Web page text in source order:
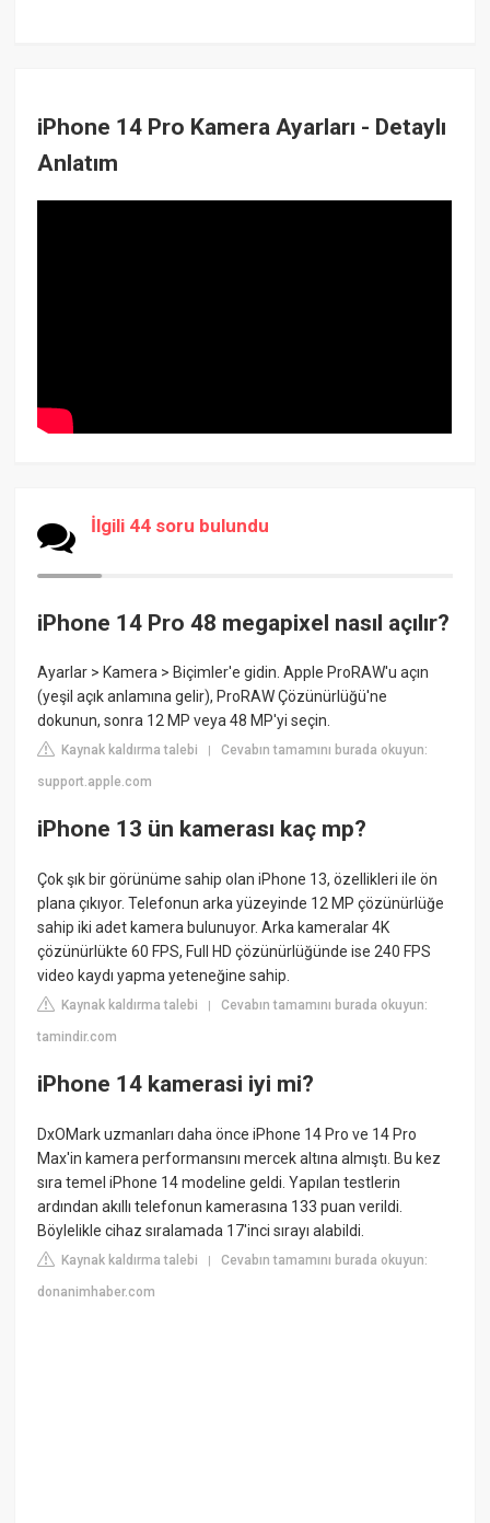
iPhone 14 Pro Kamera Ayarları - Detaylı
Anlatım
İlgili 44 soru bulundu
iPhone 14 Pro 48 megapixel nasıl açılır?
Ayarlar > Kamera > Biçimler'e gidin. Apple ProRAW'u açın
(yeşil açık anlamına gelir), ProRAW Çözünürlüğü'ne
dokunun, sonra 12 MP veya 48 MP'yi seçin.
Kaynak kaldırma talebi |Cevabın tamamını burada okuyun:
support.apple.com
iPhone 13 ün kamerası kaç mp?
Çok şık bir görünüme sahip olan iPhone 13, özellikleri ile ön
plana çıkıyor. Telefonun arka yüzeyinde 12 MP çözünürlüğe
sahip iki adet kamera bulunuyor. Arka kameralar 4K
çözünürlükte 60 FPS, Full HD çözünürlüğünde ise 240 FPS
video kaydı yapma yeteneğine sahip.
Kaynak kaldırma talebi |Cevabın tamamını burada okuyun:
tamindir.com
iPhone 14 kamerasi iyi mi?
DxOMark uzmanları daha önce iPhone 14 Pro ve 14 Pro
Max'in kamera performansını mercek altına almıştı. Bu kez
sıra temel iPhone 14 modeline geldi. Yapılan testlerin
ardından akıllı telefonun kamerasına 133 puan verildi.
Böylelikle cihaz sıralamada 17'inci sırayı alabildi.
Kaynak kaldırma talebi |Cevabın tamamını burada okuyun:
donanimhaber.com